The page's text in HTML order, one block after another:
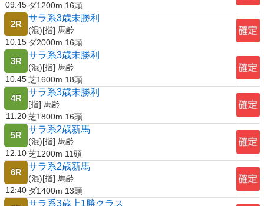
09:45 ダ1200m 16頭
2R
10:15
サラ系3歳未勝利
(混)[指] 馬齢
ダ2000m 16頭
3R
10:45
サラ系3歳未勝利
(混)[指] 馬齢
芝1600m 18頭
4R
11:20
サラ系3歳未勝利
[指] 馬齢
芝1800m 16頭
5R
12:10
サラ系2歳新馬
(混)[指] 馬齢
芝1200m 11頭
6R
12:40
サラ系2歳新馬
(混)[指] 馬齢
ダ1400m 13頭
サラ系3歳上1勝クラス